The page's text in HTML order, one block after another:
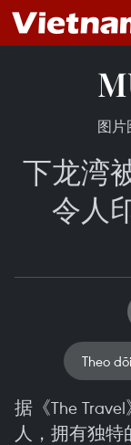
图片
下龙湾
令人
Theo
据《The
人，拥有独